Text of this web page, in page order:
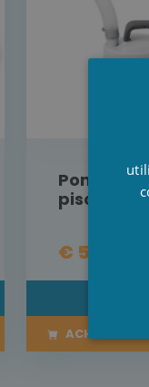
Pompe
piscine
€ 55,00
ACHETER